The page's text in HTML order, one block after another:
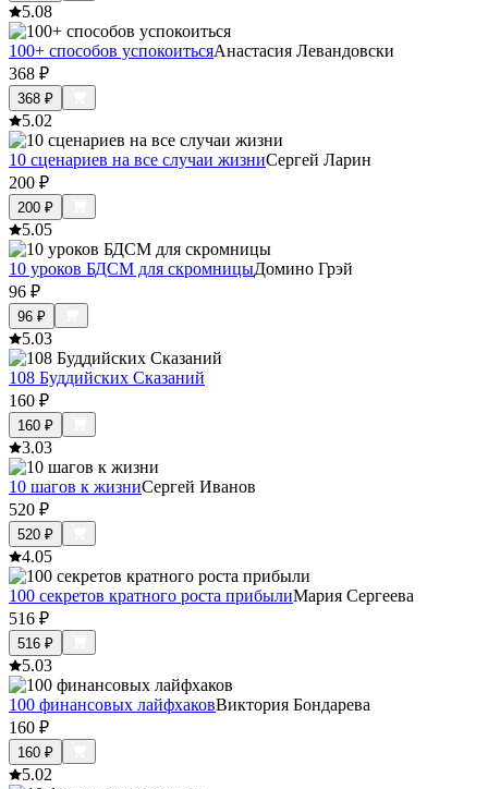
5.08
100+ способов успокоитьсяАнастасия Левандовски
368 ₽
368 ₽
5.02
10 сценариев на все случаи жизниСергей Ларин
200 ₽
200 ₽
5.05
10 уроков БДСМ для скромницыДомино Грэй
96 ₽
96 ₽
5.03
108 Буддийских Сказаний
160 ₽
160 ₽
3.03
10 шагов к жизниСергей Иванов
520 ₽
520 ₽
4.05
100 секретов кратного роста прибылиМария Сергеева
516 ₽
516 ₽
5.03
100 финансовых лайфхаковВиктория Бондарева
160 ₽
160 ₽
5.02